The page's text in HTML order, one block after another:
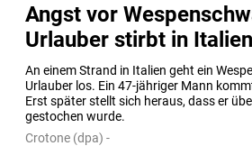
Angst vor
Urlauber stirbt in Italien
An einem Strand in Italien geht ein
Urlauber los. Ein 47-jähriger Mann
Erst später stellt sich heraus, dass er
gestochen wurde.
Crotone (dpa) -